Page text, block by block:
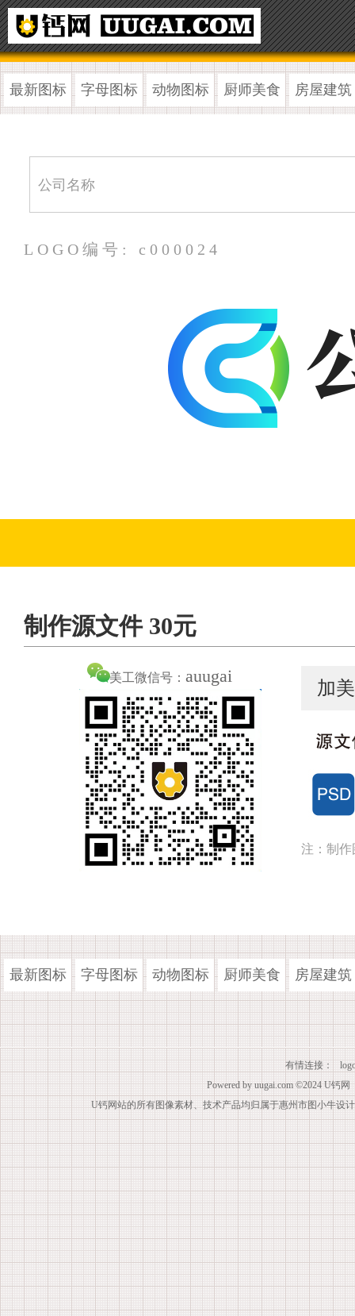
最新图标 字母图标 动物图标 厨师美食 房屋建筑
LOGO编号: c000024
制作源文件 30元
美工微信号： auugai
加
注：制作
最新图标 字母图标 动物图标 厨师美食 房屋建筑
有情连接：
Powered by uugai.com ©2024 U钙网
U钙网站的所有图像素材、技术产品均归属于惠州市图小牛设